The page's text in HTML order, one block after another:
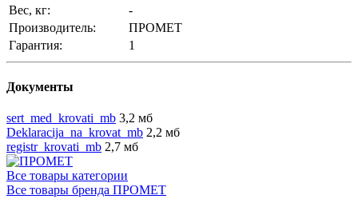
Вес, кг:
-
Производитель:
ПРОМЕТ
Гарантия:
1
Документы
sert_med_krovati_mb 3,2 мб
Deklaracija_na_krovat_mb 2,2 мб
registr_krovati_mb 2,7 мб
Все товары категории
Все товары бренда ПРОМЕТ